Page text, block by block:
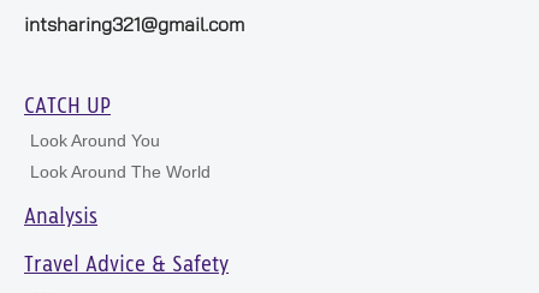
intsharing321@gmail.com
CATCH UP
Look Around You
Look Around The World
Analysis
Travel Advice & Safety